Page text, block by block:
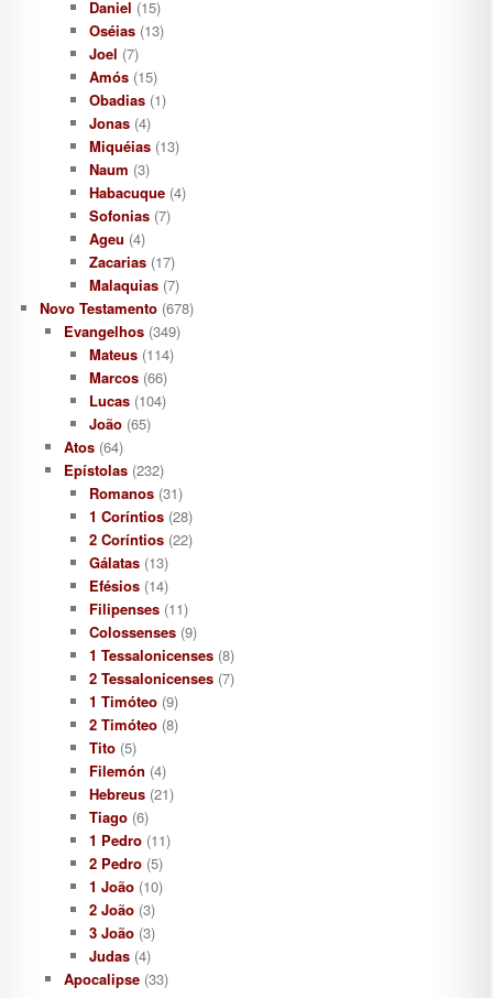
Daniel (15)
Oséias(13)
Joel (7)
Amós(15)
Obadias(1)
Jonas(4)
Miquéias(13)
Naum (3)
Habacuque(4)
Sofonias(7)
Ageu (4)
Zacarias(17)
Malaquias(7)
Novo Testamento(678)
Evangelhos (349)
Mateus(114)
Marcos(66)
Lucas(104)
João(65)
Atos (64)
Epístolas (232)
Romanos(31)
1 Coríntios(28)
2 Coríntios(22)
Gálatas(13)
Efésios(14)
Filipenses(11)
Colossenses(9)
1 Tessalonicenses(8)
2 Tessalonicenses(7)
1 Timóteo(9)
2 Timóteo(8)
Tito(5)
Filemón (4)
Hebreus(21)
Tiago(6)
1 Pedro(11)
2 Pedro(5)
1 João(10)
2 João(3)
3 João(3)
Judas(4)
Apocalipse (33)